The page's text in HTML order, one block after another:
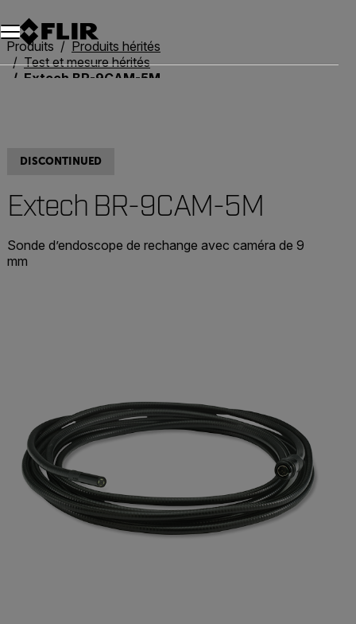
Unread messages
Modèle
Supprimer
articles
article
Ajouter au panier
Ajouté au panier
Produits
Produits hérités
Test et mesure hérités
Extech BR-9CAM-5M
DISCONTINUED
Extech BR-9CAM-5M
Sonde d’endoscope de rechange avec caméra de 9
mm